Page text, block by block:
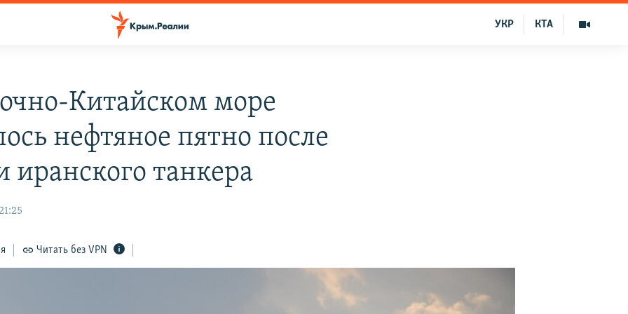
КТА
УКР
Китайском море
нефтяное пятно после
иранского танкера
Читать без VPN